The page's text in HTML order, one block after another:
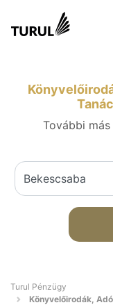
További
Turul Pénzügy
Könyvelőirodák,